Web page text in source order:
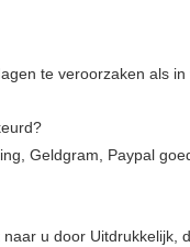
te veroorzaken als in
Geldgram, Paypal
u door Uitdrukkelijk,